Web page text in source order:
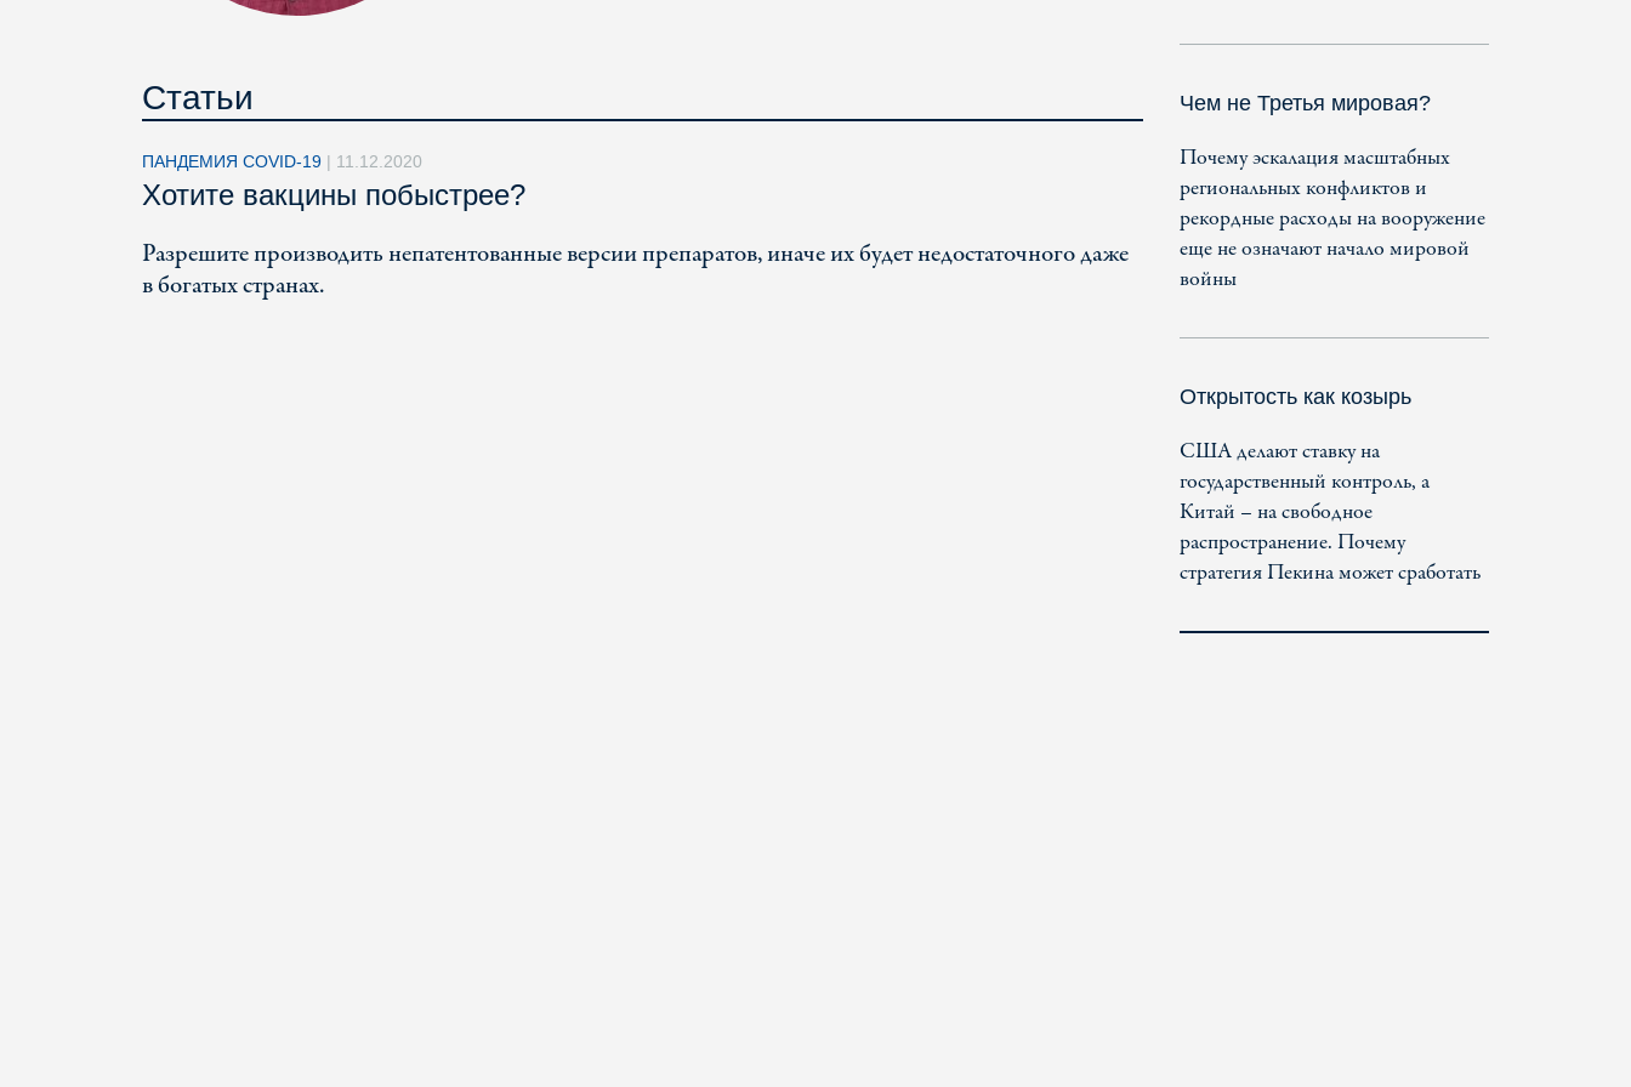
Статьи
ПАНДЕМИЯ COVID-19 | 11.12.2020
Хотите вакцины побыстрее?
Разрешите производить непатентованные версии препаратов, иначе их будет недостаточного даже
в богатых странах.
Чем не Третья мировая?
Почему эскалация масштабных
региональных конфликтов и
рекордные расходы на вооружение
еще не означают начало мировой
войны
Открытость как козырь
США делают ставку на
государственный контроль, а
Китай – на свободное
распространение. Почему
стратегия Пекина может сработать